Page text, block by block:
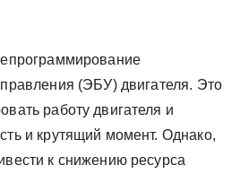
(ЭБУ) двигателя. Это
работу двигателя и
и крутящий момент. Однако,
к снижению ресурса